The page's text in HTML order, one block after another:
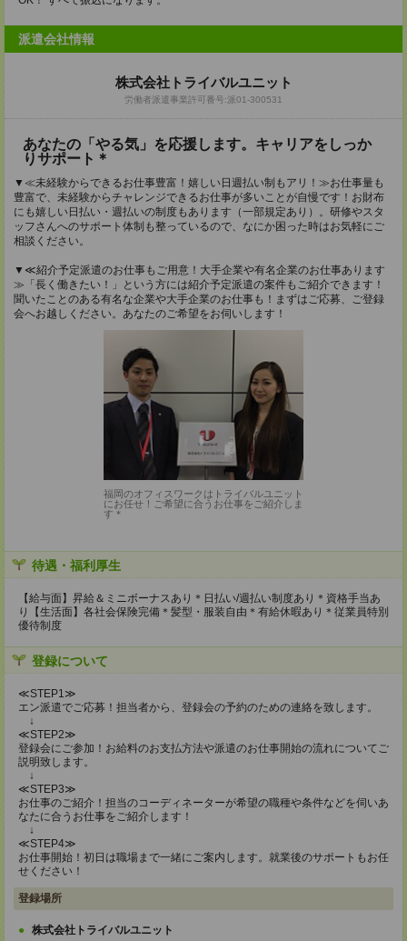
派遣会社情報
株式会社トライバルユニット
労働者派遣事業許可番号:派01-300531
あなたの「やる気」を応援します。キャリアをしっか
りサポート＊
▼≪未経験からできるお仕事豊富！嬉しい日週払い制もアリ！≫お仕事量も
豊富で、未経験からチャレンジできるお仕事が多いことが自慢です！お財布
にも嬉しい日払い・週払いの制度もあります（一部規定あり）。研修やスタ
ッフさんへのサポート体制も整っているので、なにか困った時はお気軽にご
相談ください。
▼≪紹介予定派遣のお仕事もご用意！大手企業や有名企業のお仕事あります
≫「長く働きたい！」という方には紹介予定派遣の案件もご紹介できます！
聞いたことのある有名な企業や大手企業のお仕事も！まずはご応募、ご登録
会へお越しください。あなたのご希望をお伺いします！
福岡のオフィスワークはトライバルユニット
にお任せ！ご希望に合うお仕事をご紹介しま
す＊
待遇・福利厚生
【給与面】昇給＆ミニボーナスあり＊日払い/週払い制度あり＊資格手当あ
り【生活面】各社会保険完備＊髪型・服装自由＊有給休暇あり＊従業員特別
優待制度
登録について
≪STEP1≫
エン派遣でご応募！担当者から、登録会の予約のための連絡を致します。
↓
≪STEP2≫
登録会にご参加！お給料のお支払方法や派遣のお仕事開始の流れについてご
説明致します。
↓
≪STEP3≫
お仕事のご紹介！担当のコーディネーターが希望の職種や条件などを伺いあ
なたに合うお仕事をご紹介します！
↓
≪STEP4≫
お仕事開始！初日は職場まで一緒にご案内します。就業後のサポートもお任
せください！
登録場所
株式会社トライバルユニット